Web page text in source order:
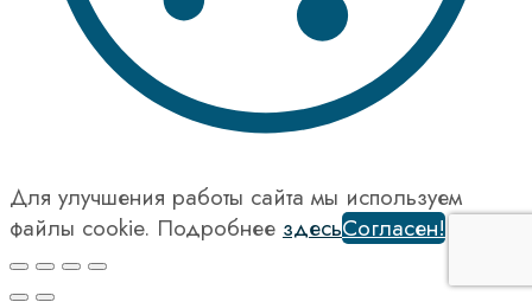
Для улучшения работы сайта мы используем
файлы cookie. Подробнее здесьСогласен!